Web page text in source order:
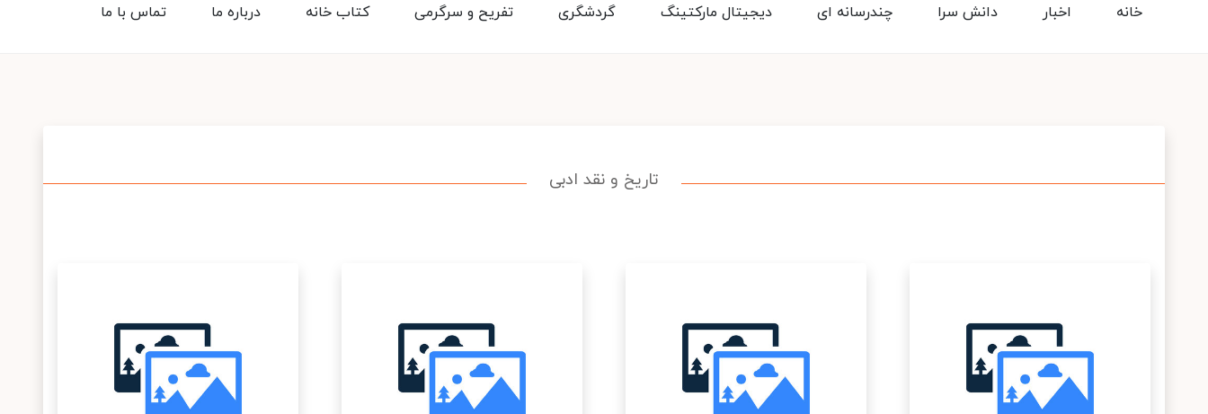
تماس با ما درباره ما کتاب خانه تفریح و سرگرمی گردشگری دیجیتال مارکتینگ چندرسانه ای دانش سرا اخبار خانه
تاریخ و نقد ادبی